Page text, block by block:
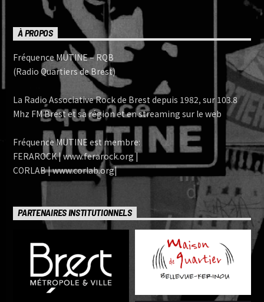
À PROPOS
Fréquence MUTINE – RQB
(Radio Quartiers de Brest)
La Radio Associative Rock de Brest depuis 1982, sur 103.8
Mhz FM Brest et sa région et en streaming sur le web
Fréquence MUTINE est membre:
FERAROCK | www.ferarock.org |
CORLAB | www.corlab.org|
PARTENAIRES INSTITUTIONNELS